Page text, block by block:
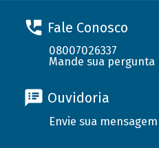
Fale Conosco
08007026337
Mande sua pergunta
Ouvidoria
Envie sua mensagem